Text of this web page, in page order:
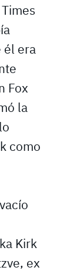
él era
Fox
la
como
Kirk
ex